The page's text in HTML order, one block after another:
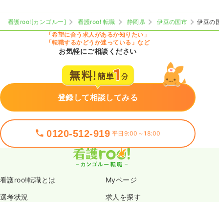
看護roo![カンゴルー] 看護roo! 転職 静岡県 伊豆の国市
伊豆の
「希望に合う求人があるか知りたい」
「転職するかどうか迷っている」など
お気軽にご相談ください
登録して相談してみる
0120-512-919 平日9:00～18:00
看護roo!転職とは Myページ
選考状況 求人を探す